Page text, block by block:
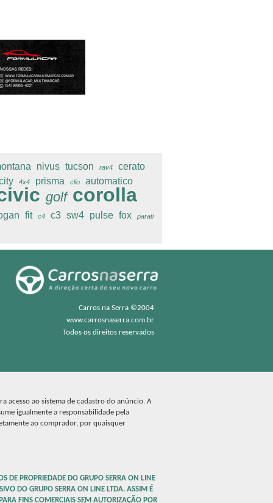
nivus tucson rav4
cerato
4x4 prisma clio automatico
golf corolla
fit c4 c3 sw4 pulse fox parati
Carros na Serra ©2004
www.carrosnaserra.com.br
Todos os direitos reservados
acesso ao sistema de cadastro do anúncio. A
igualmente a responsabilidade pela
ao comprador, por quaisquer
DE PROPRIEDADE DO GRUPO SERRA ON LINE
DO GRUPO SERRA ON LINE LTDA. ASSIM É
FINS COMERCIAIS SEM AUTORIZAÇÃO POR